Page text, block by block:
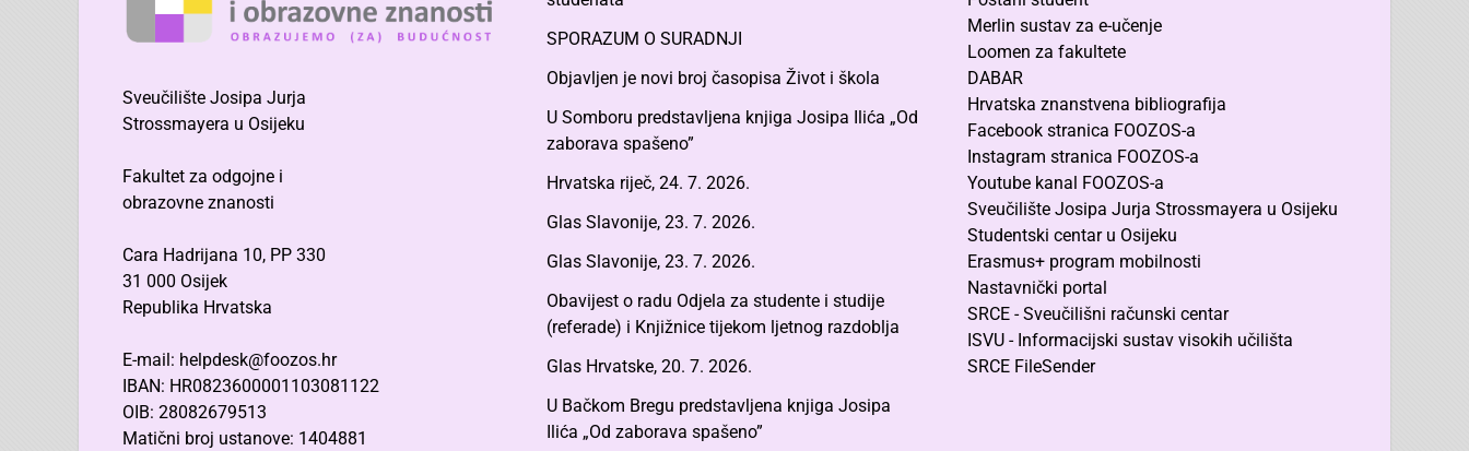
Sveučilište Josipa Jurja
Strossmayera u Osijeku
Fakultet za odgojne i
obrazovne znanosti
Cara Hadrijana 10, PP 330
31 000 Osijek
Republika Hrvatska
E-mail: helpdesk@foozos.hr
IBAN: HR0823600001103081122
OIB: 28082679513
Matični broj ustanove: 1404881
SPORAZUM O SURADNJI
Objavljen je novi broj časopisa Život i škola
U Somboru predstavljena knjiga Josipa Ilića „Od
zaborava spašeno”
Hrvatska riječ, 24. 7. 2026.
Glas Slavonije, 23. 7. 2026.
Glas Slavonije, 23. 7. 2026.
Obavijest o radu Odjela za studente i studije
(referade) i Knjižnice tijekom ljetnog razdoblja
Glas Hrvatske, 20. 7. 2026.
U Bačkom Bregu predstavljena knjiga Josipa
Ilića „Od zaborava spašeno”
Merlin sustav za e-učenje
Loomen za fakultete
DABAR
Hrvatska znanstvena bibliografija
Facebook stranica FOOZOS-a
Instagram stranica FOOZOS-a
Youtube kanal FOOZOS-a
Sveučilište Josipa Jurja Strossmayera u Osijeku
Studentski centar u Osijeku
Erasmus+ program mobilnosti
Nastavnički portal
SRCE - Sveučilišni računski centar
ISVU - Informacijski sustav visokih učilišta
SRCE FileSender